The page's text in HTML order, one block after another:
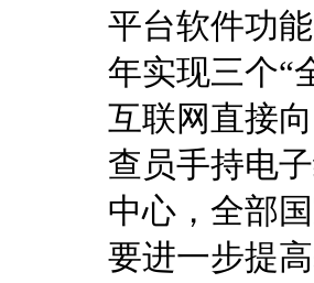
平台软件功
年实现三个“
互联网直接
查员手持电
中心，全部
要进一步提